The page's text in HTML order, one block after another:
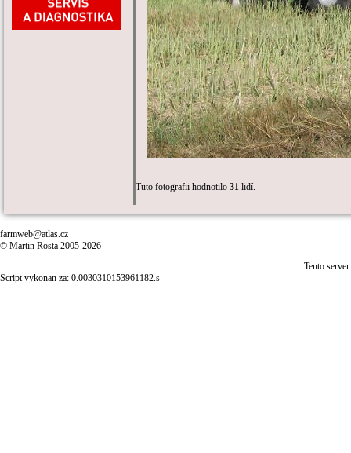
Tuto fotografii hodnotilo 31 lidí.
farmweb@atlas.cz
© Martin Rosta 2005-2026
Tento
Script vykonan za: 0.0030310153961182.s